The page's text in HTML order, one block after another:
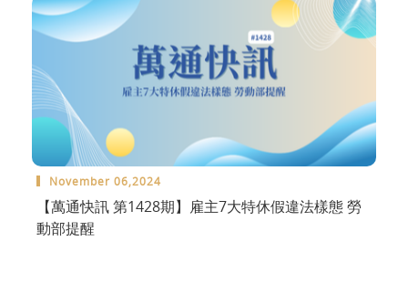
November 06,2024
【萬通快訊 第1428期】雇主7大特休假違法樣態 勞
動部提醒